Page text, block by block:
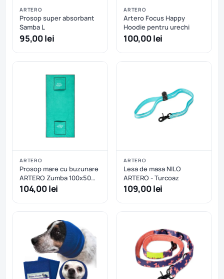
ARTERO
Prosop super absorbant
Samba L
95,00 lei
ARTERO
Artero Focus Happy
Hoodie pentru urechi
100,00 lei
ARTERO
Prosop mare cu buzunare
ARTERO Zumba 100x50
cm
104,00 lei
ARTERO
Lesa de masa NILO
ARTERO - Turcoaz
109,00 lei